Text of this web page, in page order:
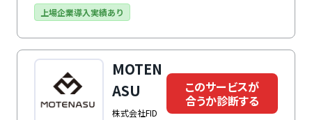
ているサービスです。
上場企業導入実績あり
MOTEN
ASU
株式会社FID
このサービスが
合うか診断する